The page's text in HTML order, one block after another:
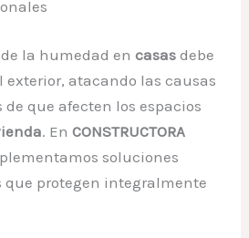
la humedad encasas debe
exterior, atacando las causas
que afecten los espacios
. EnCONSTRUCTORA
soluciones
que protegen integralmente